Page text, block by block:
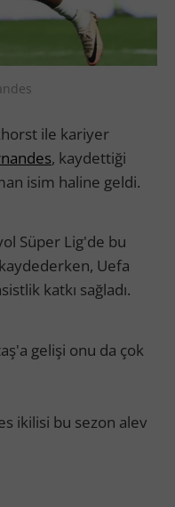
ile kariyer
, kaydettiği
isim haline geldi.
Süper Lig'de bu
kaydederken, Uefa
katkı sağladı.
gelişi onu da çok
ikilisi bu sezon alev